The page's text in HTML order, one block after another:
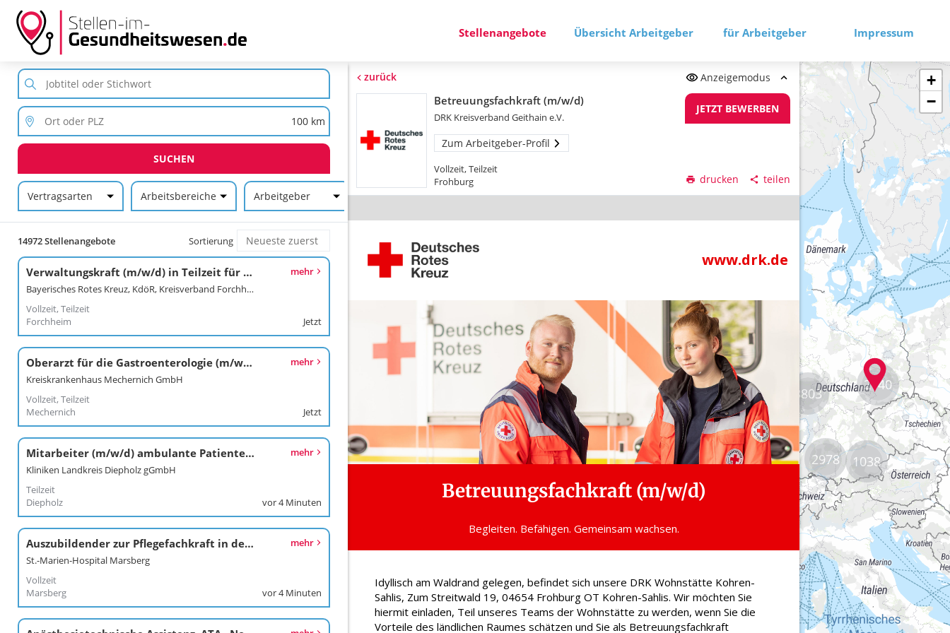
Stellenangebote Übersicht Arbeitgeber für Arbeitgeber Impressum
SUCHEN
Vertragsarten Arbeitsbereiche Arbeitgeber
14972 Stellenangebote Sortierung
Verwaltungskraft (m/w/d) in Teilzeit für unser Seniorenzentrum in Gößweinstein
Bayerisches Rotes Kreuz, KdöR, Kreisverband Forchheim
Vollzeit, Teilzeit
Forchheim
mehr
Jetzt
Oberarzt für die Gastroenterologie (m/w/d)
Kreiskrankenhaus Mechernich GmbH
Vollzeit, Teilzeit
Mechernich
mehr
Jetzt
Mitarbeiter (m/w/d) ambulante Patientenabrechnung
Kliniken Landkreis Diepholz gGmbH
Teilzeit
Diepholz
mehr
vor 4 Minuten
Auszubildender zur Pflegefachkraft in der Intensivpflege (m/w/d)
St.-Marien-Hospital Marsberg
Vollzeit
Marsberg
mehr
vor 4 Minuten
zurück Anzeigemodus
Betreuungsfachkraft (m/w/d)
DRK Kreisverband Geithain e.V.
Zum Arbeitgeber-Profil
Vollzeit, Teilzeit
Frohburg
JETZT BEWERBEN
drucken teilen
8803
2978
2140
1038
+
−